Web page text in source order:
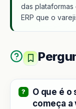
das
ERP que o
O que é
começa a